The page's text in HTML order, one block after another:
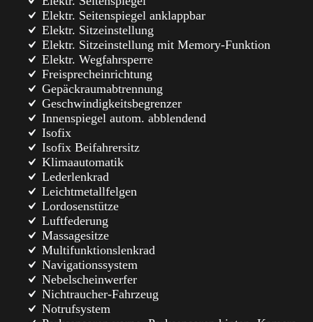
Elektr. Seitenspiegel anklappbar
Elektr. Sitzeinstellung
Elektr. Sitzeinstellung mit Memory-Funktion
Elektr. Wegfahrsperre
Freisprecheinrichtung
Gepäckraumabtrennung
Geschwindigkeitsbegrenzer
Innenspiegel autom. abblendend
Isofix
Isofix Beifahrersitz
Klimaautomatik
Lederlenkrad
Leichtmetallfelgen
Lordosenstütze
Luftfederung
Massagesitze
Multifunktionslenkrad
Navigationssystem
Nebelscheinwerfer
Nichtraucher-Fahrzeug
Notrufsystem